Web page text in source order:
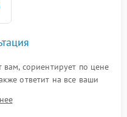
сориентирует по цене
ответит на все ваши